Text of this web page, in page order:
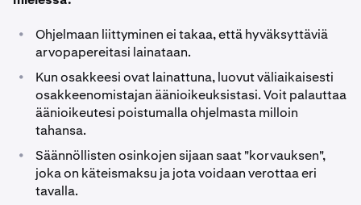
•
Ohjelmaan liittyminen ei takaa, että hyväksyttäviä
arvopapereitasi lainataan.
•
Kun osakkeesi ovat lainattuna, luovut väliaikaisesti
osakkeenomistajan äänioikeuksistasi. Voit palauttaa
äänioikeutesi poistumalla ohjelmasta milloin
tahansa.
•
Säännöllisten osinkojen sijaan saat "korvauksen",
joka on käteismaksu ja jota voidaan verottaa eri
tavalla.